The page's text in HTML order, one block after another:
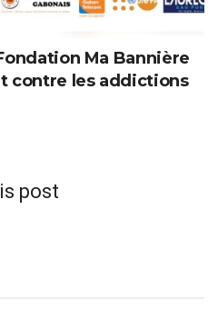
Ma Bannière
contre les addictions
post